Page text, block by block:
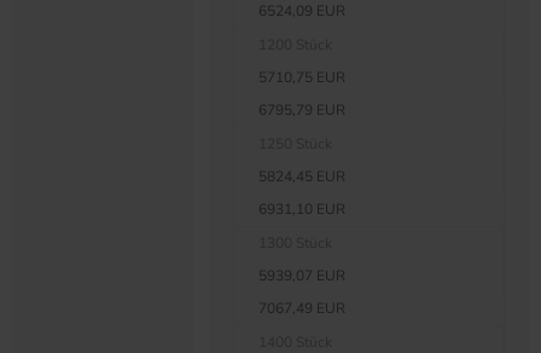
6524,09 EUR
5710,75 EUR
6795,79 EUR
5824,45 EUR
6931,10 EUR
5939,07 EUR
7067,49 EUR